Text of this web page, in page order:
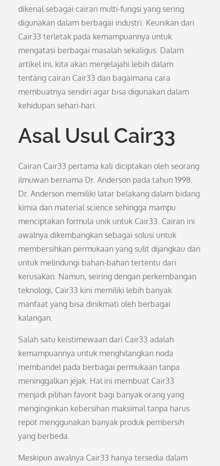
dikenal sebagai cairan multi-fungsi yang sering
digunakan dalam berbagai industri. Keunikan dari
Cair33 terletak pada kemampuannya untuk
mengatasi berbagai masalah sekaligus. Dalam
artikel ini, kita akan menjelajahi lebih dalam
tentang cairan Cair33 dan bagaimana cara
membuatnya sendiri agar bisa digunakan dalam
kehidupan sehari-hari.
Asal Usul Cair33
Cairan Cair33 pertama kali diciptakan oleh seorang
ilmuwan bernama Dr. Anderson pada tahun 1998.
Dr. Anderson memiliki latar belakang dalam bidang
kimia dan material science sehingga mampu
menciptakan formula unik untuk Cair33. Cairan ini
awalnya dikembangkan sebagai solusi untuk
membersihkan permukaan yang sulit dijangkau dan
untuk melindungi bahan-bahan tertentu dari
kerusakan. Namun, seiring dengan perkembangan
teknologi, Cair33 kini memiliki lebih banyak
manfaat yang bisa dinikmati oleh berbagai
kalangan.
Salah satu keistimewaan dari Cair33 adalah
kemampuannya untuk menghilangkan noda
membandel pada berbagai permukaan tanpa
meninggalkan jejak. Hal ini membuat Cair33
menjadi pilihan favorit bagi banyak orang yang
menginginkan kebersihan maksimal tanpa harus
repot menggunakan banyak produk pembersih
yang berbeda.
Meskipun awalnya Cair33 hanya tersedia dalam